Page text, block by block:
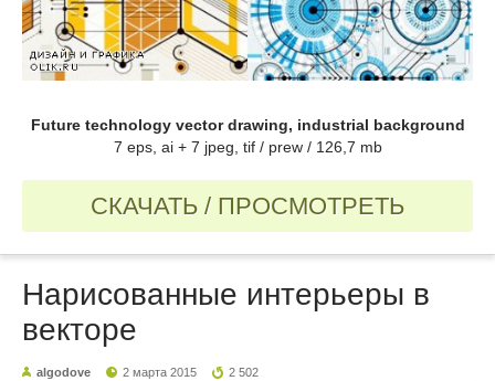
Future technology vector drawing, industrial background
7 eps, ai + 7 jpeg, tif / prew / 126,7 mb
СКАЧАТЬ / ПРОСМОТРЕТЬ
Нарисованные интерьеры в
векторе
algodove 2 марта 2015 2 502